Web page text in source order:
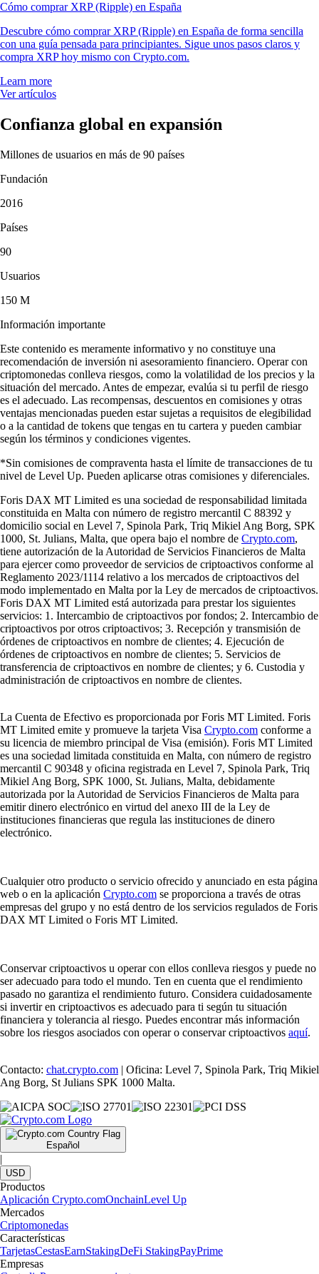
Cómo comprar XRP (Ripple) en España
Descubre cómo comprar XRP (Ripple) en España de forma sencilla
con una guía pensada para principiantes. Sigue unos pasos claros y
compra XRP hoy mismo con Crypto.com.
Learn more
Ver artículos
Confianza global en expansión
Millones de usuarios en más de 90 países
Fundación
2016
Países
90
Usuarios
150 M
Información importante
Este contenido es meramente informativo y no constituye una
recomendación de inversión ni asesoramiento financiero. Operar con
criptomonedas conlleva riesgos, como la volatilidad de los precios y la
situación del mercado. Antes de empezar, evalúa si tu perfil de riesgo
es el adecuado. Las recompensas, descuentos en comisiones y otras
ventajas mencionadas pueden estar sujetas a requisitos de elegibilidad
o a la cantidad de tokens que tengas en tu cartera y pueden cambiar
según los términos y condiciones vigentes.
*Sin comisiones de compraventa hasta el límite de transacciones de tu
nivel de Level Up. Pueden aplicarse otras comisiones y diferenciales.
Foris DAX MT Limited es una sociedad de responsabilidad limitada
constituida en Malta con número de registro mercantil C 88392 y
domicilio social en Level 7, Spinola Park, Triq Mikiel Ang Borg, SPK
1000, St. Julians, Malta, que opera bajo el nombre de Crypto.com,
tiene autorización de la Autoridad de Servicios Financieros de Malta
para ejercer como proveedor de servicios de criptoactivos conforme al
Reglamento 2023/1114 relativo a los mercados de criptoactivos del
modo implementado en Malta por la Ley de mercados de criptoactivos.
Foris DAX MT Limited está autorizada para prestar los siguientes
servicios: 1. Intercambio de criptoactivos por fondos; 2. Intercambio de
criptoactivos por otros criptoactivos; 3. Recepción y transmisión de
órdenes de criptoactivos en nombre de clientes; 4. Ejecución de
órdenes de criptoactivos en nombre de clientes; 5. Servicios de
transferencia de criptoactivos en nombre de clientes; y 6. Custodia y
administración de criptoactivos en nombre de clientes.
La Cuenta de Efectivo es proporcionada por Foris MT Limited. Foris
MT Limited emite y promueve la tarjeta Visa Crypto.com conforme a
su licencia de miembro principal de Visa (emisión). Foris MT Limited
es una sociedad limitada constituida en Malta, con número de registro
mercantil C 90348 y oficina registrada en Level 7, Spinola Park, Triq
Mikiel Ang Borg, SPK 1000, St. Julians, Malta, debidamente
autorizada por la Autoridad de Servicios Financieros de Malta para
emitir dinero electrónico en virtud del anexo III de la Ley de
instituciones financieras que regula las instituciones de dinero
electrónico.
Cualquier otro producto o servicio ofrecido y anunciado en esta página
web o en la aplicación Crypto.com se proporciona a través de otras
empresas del grupo y no está dentro de los servicios regulados de Foris
DAX MT Limited o Foris MT Limited.
Conservar criptoactivos u operar con ellos conlleva riesgos y puede no
ser adecuado para todo el mundo. Ten en cuenta que el rendimiento
pasado no garantiza el rendimiento futuro. Considera cuidadosamente
si invertir en criptoactivos es adecuado para ti según tu situación
financiera y tolerancia al riesgo. Puedes encontrar más información
sobre los riesgos asociados con operar o conservar criptoactivos aquí.
Contacto: chat.crypto.com | Oficina: Level 7, Spinola Park, Triq Mikiel
Ang Borg, St Julians SPK 1000 Malta.
Español
|
USD
Productos
Aplicación Crypto.comOnchainLevel Up
Mercados
Criptomonedas
Características
TarjetasCestasEarnStakingDeFi StakingPayPrime
Empresas